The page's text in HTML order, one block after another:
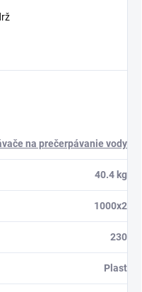
na prečerpávanie vody
40.4 kg
1000x2
230
Plast